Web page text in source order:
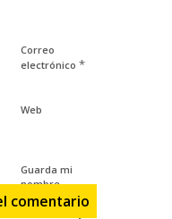
Correo
electrónico *
Web
Guarda mi
nombre,
correo